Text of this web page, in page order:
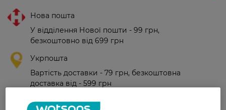
Нова пошта
У відділення Нової пошти - 99 грн,
безкоштовно від 699 грн
Укрпошта
Вартість доставки - 79 грн, безкоштовна
доставка від - 599 грн
Забрати сьогодні в магазині Watsons